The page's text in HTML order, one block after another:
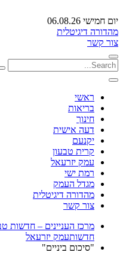
יום חמישי 06.08.26
מהדורה דיגיטלית
צור קשר
ראשי
בריאות
חינוך
דעה אישית
יקנעם
קרית טבעון
עמק יזרעאל
רמת ישי
מגדל העמק
מהדורה דיגיטלית
צור קשר
מרכז העניינים – חדשות
חדשותעמק יזרעאל
"סיכום ביניים"